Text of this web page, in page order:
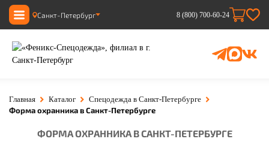
Санкт-Петербург 8 (800) 700-60-24
Главная Каталог Спецодежда в Санкт-Петербурге
Форма охранника в Санкт-Петербурге
ФОРМА ОХРАННИКА В САНКТ-ПЕТЕРБУРГЕ